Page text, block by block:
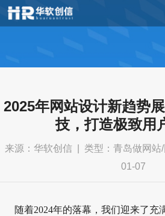
2025年网站设计新趋势
技，打造极致用
来源：华软创信 ‌| ‌类型：青岛做网
01-07
随着2024年的落幕，我们迎来了充